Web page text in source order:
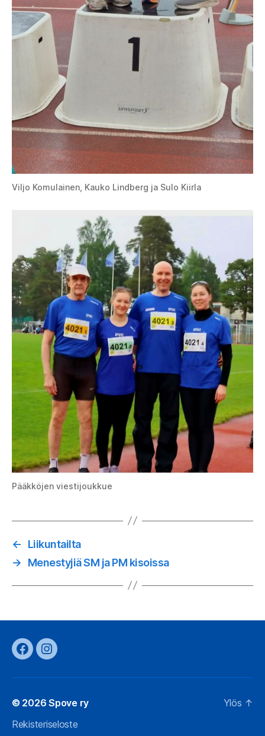
Viljo Komulainen, Kauko Lindberg ja Sulo Kiirla
Pääkköjen viestijoukkue
←
Liikuntailta
→
Menestyjiä SM ja PM kisoissa
FacebookInstagram
© 2026Spove ry
Rekisteriseloste
Ylös ↑